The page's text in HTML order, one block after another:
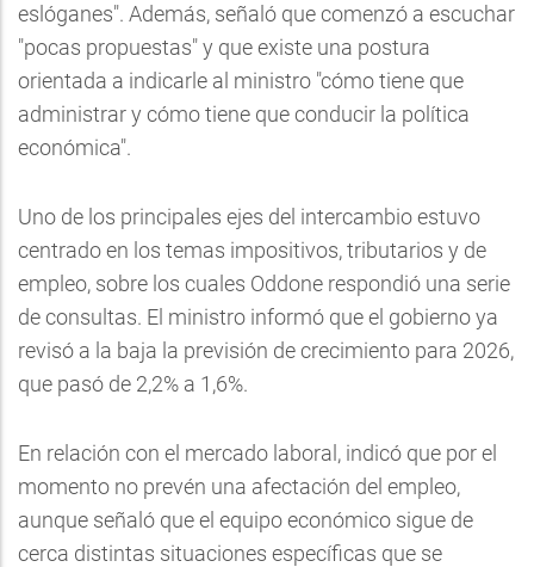
eslóganes". Además, señaló que comenzó a escuchar
"pocas propuestas" y que existe una postura
orientada a indicarle al ministro "cómo tiene que
administrar y cómo tiene que conducir la política
económica".
Uno de los principales ejes del intercambio estuvo
centrado en los temas impositivos, tributarios y de
empleo, sobre los cuales Oddone respondió una serie
de consultas. El ministro informó que el gobierno ya
revisó a la baja la previsión de crecimiento para 2026,
que pasó de 2,2% a 1,6%.
En relación con el mercado laboral, indicó que por el
momento no prevén una afectación del empleo,
aunque señaló que el equipo económico sigue de
cerca distintas situaciones específicas que se